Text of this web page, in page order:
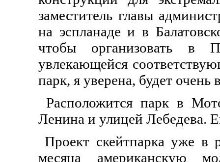
заместитель главы
на эспланаде и в
чтобы организовать в
увлекающейся
парк, я уверена, будет очень
Расположится парк в
Ленина и улицей Лебедева.
Проект скейтпарка уже в
месяца американскую